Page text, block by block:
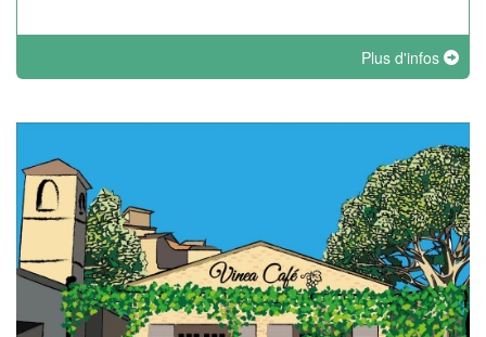
Plus d'infos